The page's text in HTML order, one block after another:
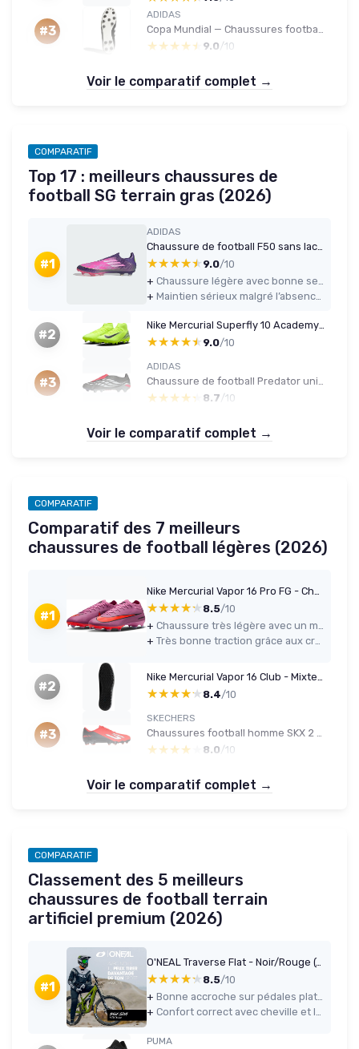
#3
ADIDAS
★★★★★
★★★★★ 9.0 /10
Voir le comparatif complet →
COMPARATIF
Top 17 : meilleurs chaussures de
football SG terrain gras (2026)
#1
ADIDAS
Chaussure de football F50 sans lacets
★★★★★
★★★★★ 9.0/10
+
Chaussure légère avec bonne sensation de vitesse et de réactivité
+
Maintien sérieux malgré l’absence de lacets, à condition d’avoir la bonne taille
#2
Nike Mercurial Superfly 10 Academy SG-Pro High – Homme (43 EU)
★★★★★
★★★★★ 9.0/10
#3
ADIDAS
★★★★★
★★★★★ 8.7 /10
Voir le comparatif complet →
COMPARATIF
Comparatif des 7 meilleurs
chaussures de football légères (2026)
#1
Nike Mercurial Vapor 16 Pro FG - Chaussure de football homme (44 EU)
★★★★★
★★★★★ 8.5/10
+
Chaussure très légère avec un maintien serré, idéale pour les joueurs rapides
+
Très bonne traction grâce aux crampons agressifs, efficace sur terrain sec à légèrement gras
#2
Nike Mercurial Vapor 16 Club - Mixte - 37,5 EU - Noir
★★★★★
★★★★★ 8.4/10
#3
SKECHERS
★★★★★
★★★★★ 8.0 /10
Voir le comparatif complet →
COMPARATIF
Classement des 5 meilleurs
chaussures de football terrain
artificiel premium (2026)
#1
O'NEAL Traverse Flat - Noir/Rouge (42-46 EU)
★★★★★
★★★★★ 8.5/10
+
Bonne accroche sur pédales plates et maintien sérieux grâce à la sangle + lacets
+
Confort correct avec cheville et languette bien rembourrées, pas de rodage nécessaire
PUMA